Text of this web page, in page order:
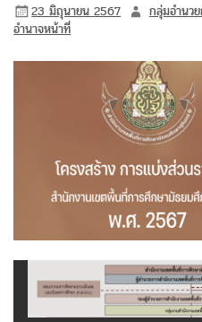
23 มิถุนายน 2567 กลุ่มอำนว
อำนาจหน้าที่